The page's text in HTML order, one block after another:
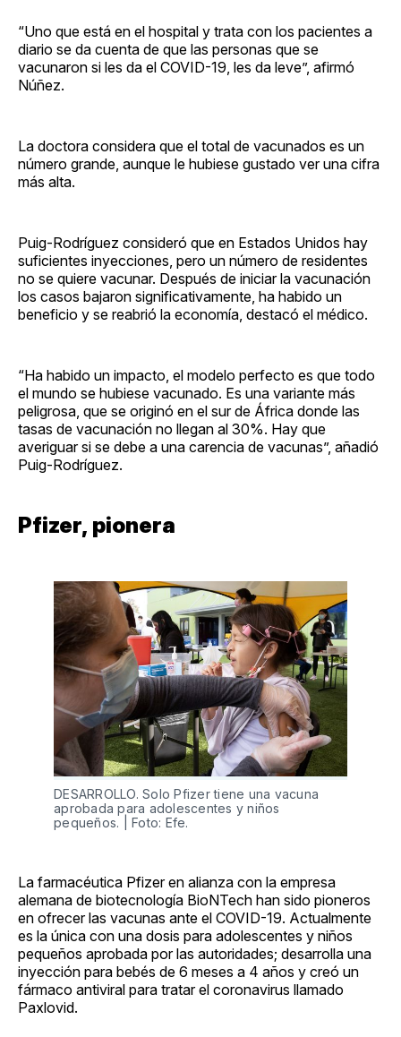
“Uno que está en el hospital y trata con los pacientes a
diario se da cuenta de que las personas que se
vacunaron si les da el COVID-19, les da leve”, afirmó
Núñez.
La doctora considera que el total de vacunados es un
número grande, aunque le hubiese gustado ver una cifra
más alta.
Puig-Rodríguez consideró que en Estados Unidos hay
suficientes inyecciones, pero un número de residentes
no se quiere vacunar. Después de iniciar la vacunación
los casos bajaron significativamente, ha habido un
beneficio y se reabrió la economía, destacó el médico.
“Ha habido un impacto, el modelo perfecto es que todo
el mundo se hubiese vacunado. Es una variante más
peligrosa, que se originó en el sur de África donde las
tasas de vacunación no llegan al 30%. Hay que
averiguar si se debe a una carencia de vacunas”, añadió
Puig-Rodríguez.
Pfizer, pionera
DESARROLLO. Solo Pfizer tiene una vacuna
aprobada para adolescentes y niños
pequeños. | Foto: Efe.
La farmacéutica Pfizer en alianza con la empresa
alemana de biotecnología BioNTech han sido pioneros
en ofrecer las vacunas ante el COVID-19. Actualmente
es la única con una dosis para adolescentes y niños
pequeños aprobada por las autoridades; desarrolla una
inyección para bebés de 6 meses a 4 años y creó un
fármaco antiviral para tratar el coronavirus llamado
Paxlovid.